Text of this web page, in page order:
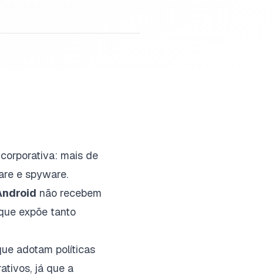
mais de
e spyware.
não recebem
expõe tanto
adotam políticas
já que a